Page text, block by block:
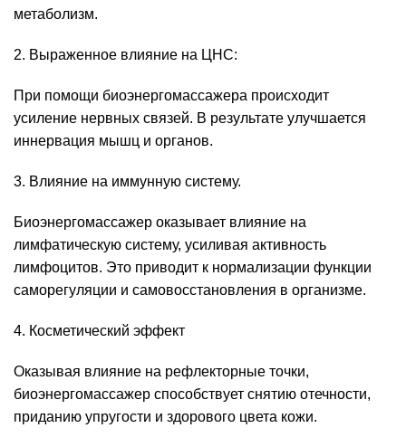
метаболизм.
2. Выраженное влияние на ЦНС:
При помощи биоэнергомассажера происходит
усиление нервных связей. В результате улучшается
иннервация мышц и органов.
3. Влияние на иммунную систему.
Биоэнергомассажер оказывает влияние на
лимфатическую систему, усиливая активность
лимфоцитов. Это приводит к нормализации функции
саморегуляции и самовосстановления в организме.
4. Косметический эффект
Оказывая влияние на рефлекторные точки,
биоэнергомассажер способствует снятию отечности,
приданию упругости и здорового цвета кожи.